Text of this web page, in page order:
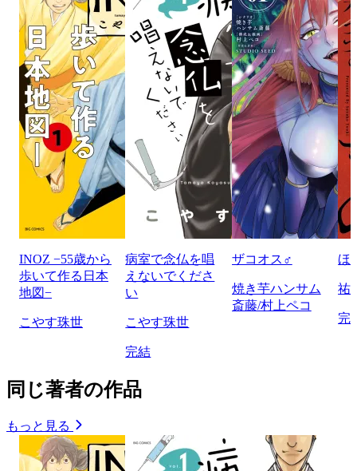
INOZ −55歳から
歩いて作る日本
地図−
こやす珠世
病室で念仏を唱
えないでくださ
い
こやす珠世
完結
ザコオス♂
焼き芋ハンサム
斎藤/村上ペコ
ほ
祐
完
同じ著者の作品
もっと見る